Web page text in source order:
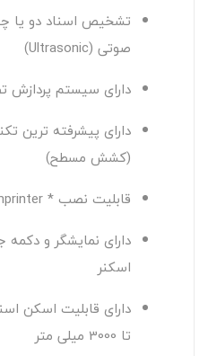
تشخیص اسناد دو یا
صوتی (Ultrasonic)
دارای سیستم پردازش
دارای پیشرفته ترین
(کشش مسطح)
قابلیت نصب * Post- Imprinter
دارای نمایشگر و دکمه
اسکنر
دارای قابلیت اسکن
تا 3000 میلی متر